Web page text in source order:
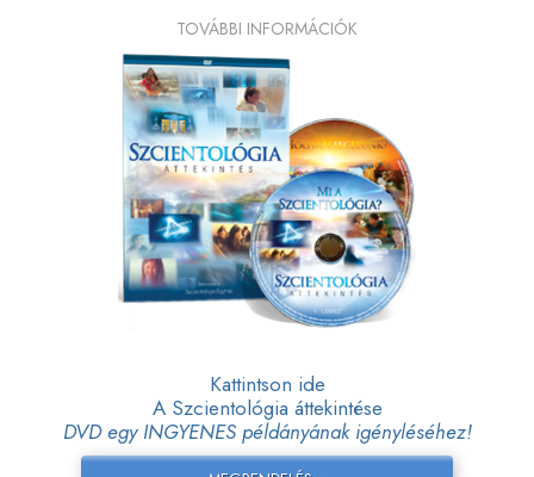
TOVÁBBI INFORMÁCIÓK
Kattintson ide
A Szcientológia áttekintése
DVD egy INGYENES példányának igényléséhez!